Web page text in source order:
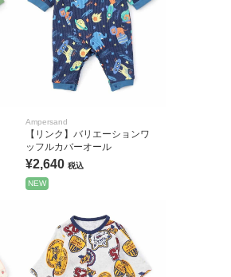
Ampersand
【リンク】バリエーションワ
ッフルカバーオール
¥2,640 税込
NEW